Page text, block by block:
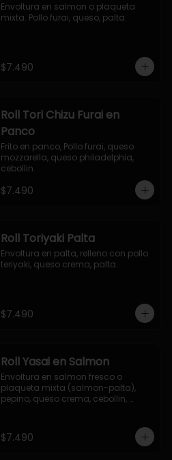
Envoltura en salmon o plaqueta
mixta. Pollo furai, queso, palta.
$7.490
Roll Tori Chizu Furai en
Panco
Frito en panco, Pollo furai, queso
mozzarella, queso philadelphia,
cebollin.
$7.490
Roll Toriyaki Palta
Envoltura en palta, relleno con pollo
teriyaki, queso crema, palta.
$7.490
Roll Yasai en Salmon
Envoltura en salmon fresco o
plaqueta mixta (salmon-palta),
pepino, queso crema, cebollin,
$7.490